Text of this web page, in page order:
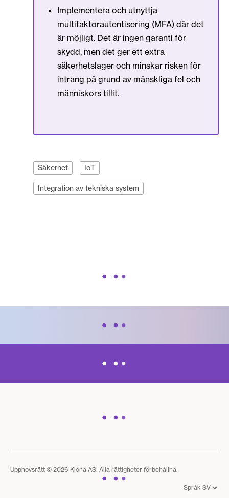
Implementera och utnyttja
multifaktorautentisering (MFA) där det
är möjligt. Det är ingen garanti för
skydd, men det ger ett extra
säkerhetslager och minskar risken för
intrång på grund av mänskliga fel och
människors tillit.
Säkerhet IoT
Integration av tekniska system
Upphovsrätt © 2026 Kiona AS. Alla rättigheter förbehållna.